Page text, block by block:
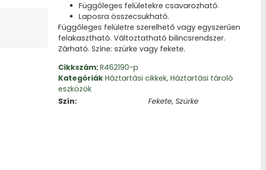
Függőleges felületekre csavarozható.
Laposra összecsukható.
Függőleges felületre szerelhető vagy egyszerűen
felakasztható. Változtatható bilincsrendszer.
Zárható. Színe: szürke vagy fekete.
Cikkszám:R462190-p
Kategóriák Háztartási cikkek,Háztartási tároló
eszközök
Szín
Fekete, Szürke